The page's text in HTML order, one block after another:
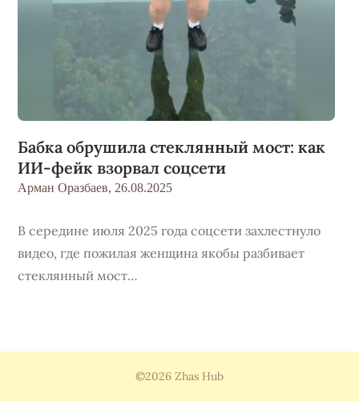
Бабка обрушила стеклянный мост: как
ИИ-фейк взорвал соцсети
Арман Оразбаев, 26.08.2025
В середине июля 2025 года соцсети захлестнуло
видео, где пожилая женщина якобы разбивает
стеклянный мост…
©2026 Zhas Hub